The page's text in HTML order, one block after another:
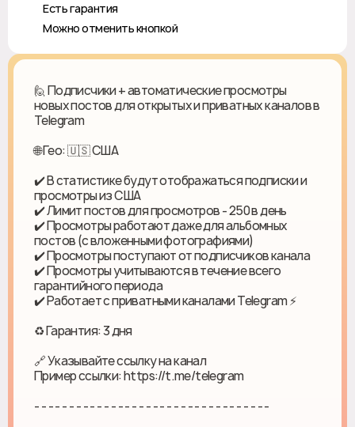
♻️ Есть гарантия
❎ Можно отменить кнопкой
🙋 Подписчики + автоматические просмотры
новых постов для открытых и приватных каналов в
Telegram
🌐 Гео: 🇺🇸 США
✔️ В статистике будут отображаться подписки и
просмотры из США
✔️ Лимит постов для просмотров - 250 в день
✔️ Просмотры работают даже для альбомных
постов (с вложенными фотографиями)
✔️ Просмотры поступают от подписчиков канала
✔️ Просмотры учитываются в течение всего
гарантийного периода
✔️ Работает с приватными каналами Telegram ⚡️
♻ Гарантия: 3 дня
🔗 Указывайте ссылку на канал
Пример ссылки: https://t.me/telegram
- - - - - - - - - - - - - - - - - - - - - - - - - - - - - - - - - -